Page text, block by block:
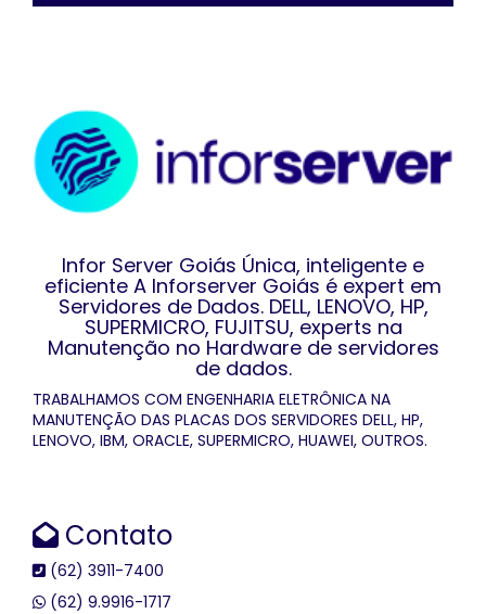
Infor Server Goiás Única, inteligente e
eficiente A Inforserver Goiás é expert em
Servidores de Dados. DELL, LENOVO, HP,
SUPERMICRO, FUJITSU, experts na
Manutenção no Hardware de servidores
de dados.
TRABALHAMOS COM ENGENHARIA ELETRÔNICA NA
MANUTENÇÃO DAS PLACAS DOS SERVIDORES DELL, HP,
LENOVO, IBM, ORACLE, SUPERMICRO, HUAWEI, OUTROS.
Contato
(62) 3911-7400
(62) 9.9916-1717